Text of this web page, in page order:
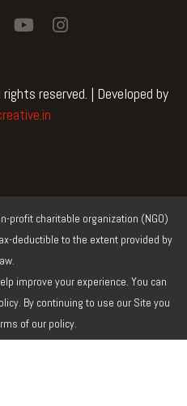
Y
o
u
b
e
I
n
a
reserved. | Developed by
profit charitable organization (NGO)
deductible to the extent provided by
improve your experience. You can
By continuing to use our Site you
of our policy.